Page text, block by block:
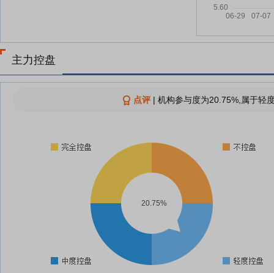
主力控盘
点评| 机构参与度为20.75%,属于轻
20.75%